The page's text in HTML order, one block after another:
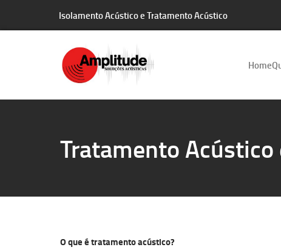
Isolamento Acústico e Tratamento Acústico
Home
Tratamento
O que étratamento acústico?